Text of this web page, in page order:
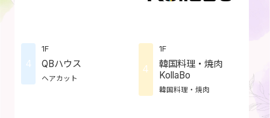
4
1F
QBハウス
ヘアカット
4
1F
韓国料理・焼肉
KollaBo
韓国料理・焼肉